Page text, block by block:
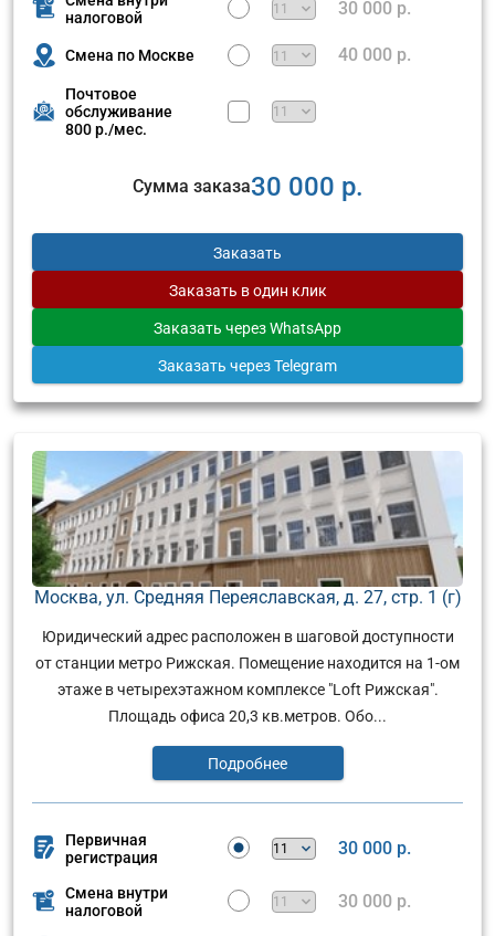
налоговой
30 000 р.
Смена по Москве 40 000 р.
Почтовое
обслуживание
800 р./мес.
Сумма заказа30 000 р.
Заказать
Заказать в один клик
Заказать через WhatsApp
Заказать через Telegram
Москва, ул. Средняя Переяславская, д. 27, стр. 1 (г)
Юридический адрес расположен в шаговой доступности
от станции метро Рижская. Помещение находится на 1-ом
этаже в четырехэтажном комплексе "Loft Рижская".
Площадь офиса 20,3 кв.метров. Обо...
Подробнее
Первичная
регистрация
30 000 р.
Смена внутри
налоговой
30 000 р.